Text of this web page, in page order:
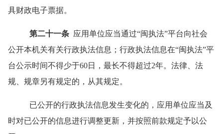
具财政电子票据。
第二十一条 应用单位应当通过“闽执法”平台向社会
公开本机关有关行政执法信息；行政执法信息在“闽执法”平
台公示时间不得少于60日，最长不得超过2年。法律、法
规、规章另有规定的，从其规定。
已公开的行政执法信息发生变化的，应用单位应当及
时对已公开的信息进行调整更新，并按照前款规定予以公